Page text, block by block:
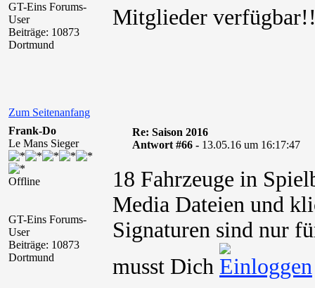
GT-Eins Forums-
User
Beiträge: 10873
Dortmund
Mitglieder
Zum Seitenanfang
Frank-Do
Le Mans Sieger
Offline
GT-Eins Forums-
User
Beiträge: 10873
Dortmund
Re: Saison 2016
Antwort #66 - 13.05.16 um 16:17:47
18 Fahrzeuge in
Media Dateien und
Signaturen sind nur
musst Dich